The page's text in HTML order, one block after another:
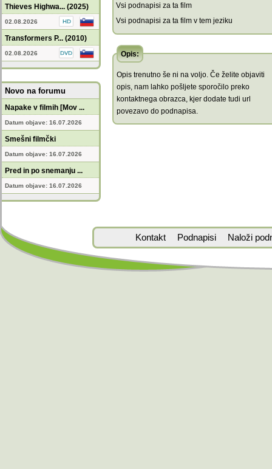
Thieves Highwa... (2025)
02.08.2026
Transformers P... (2010)
02.08.2026
Novo na forumu
Napake v filmih [Mov ...
Datum objave: 16.07.2026
Smešni filmčki
Datum objave: 16.07.2026
Pred in po snemanju ...
Datum objave: 16.07.2026
Vsi podnapisi za ta film
Vsi podnapisi za ta film v tem jeziku
Opis:
Opis trenutno še ni na voljo. Če želite objaviti
opis, nam lahko pošljete sporočilo preko
kontaktnega obrazca, kjer dodate tudi url
povezavo do podnapisa.
Kontakt Podnapisi Naloži